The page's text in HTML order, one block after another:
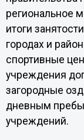
региональное
итоги
городах и
спортивные
учреждения
загородные
дневным
учреждений.